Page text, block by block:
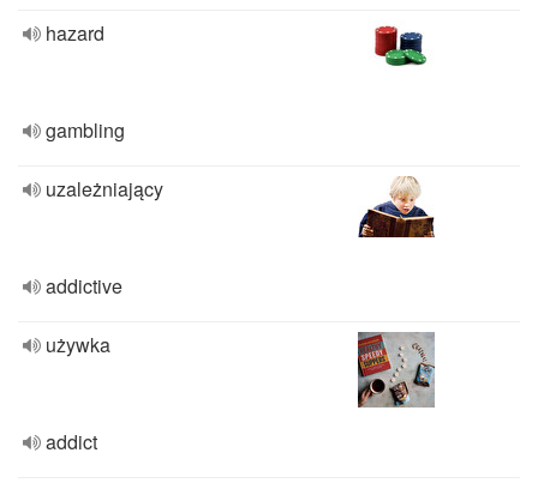
hazard
gambling
uzależniający
addictive
używka
addict